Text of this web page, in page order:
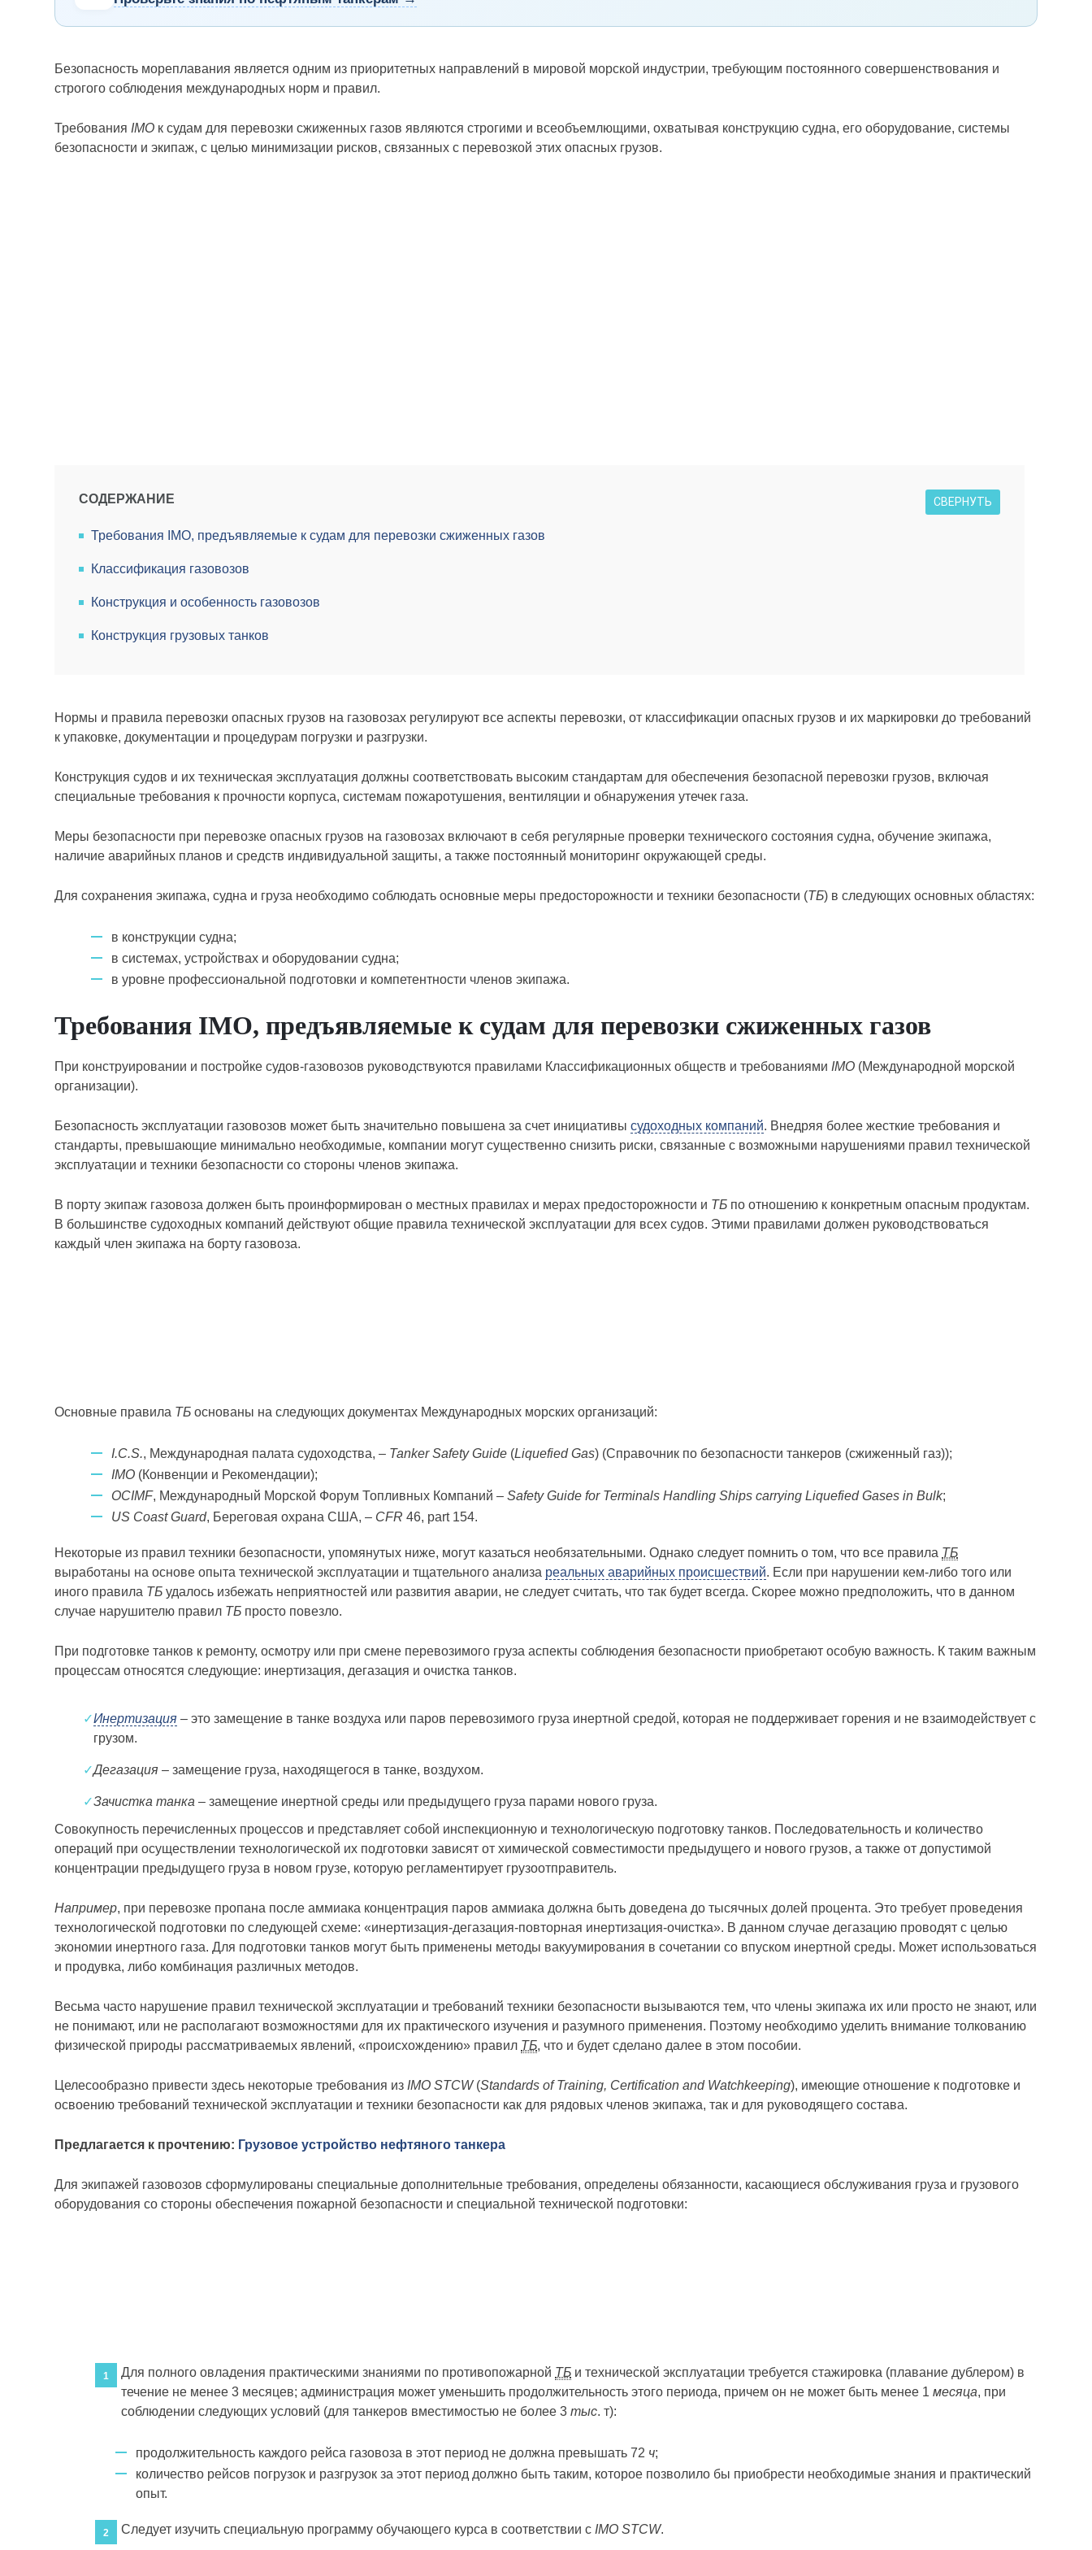
Безопасность мореплавания является одним из приоритетных направлений в мировой морской индустрии, требующим постоянного совершенствования и
строгого соблюдения международных норм и правил.
Требования IMO к судам для перевозки сжиженных газов являются строгими и всеобъемлющими, охватывая конструкцию судна, его оборудование, системы
безопасности и экипаж, с целью минимизации рисков, связанных с перевозкой этих опасных грузов.
СОДЕРЖАНИЕ СВЕРНУТЬ
Требования IMO, предъявляемые к судам для перевозки сжиженных газов
Классификация газовозов
Конструкция и особенность газовозов
Конструкция грузовых танков
Нормы и правила перевозки опасных грузов на газовозах регулируют все аспекты перевозки, от классификации опасных грузов и их маркировки до требований
к упаковке, документации и процедурам погрузки и разгрузки.
Конструкция судов и их техническая эксплуатация должны соответствовать высоким стандартам для обеспечения безопасной перевозки грузов, включая
специальные требования к прочности корпуса, системам пожаротушения, вентиляции и обнаружения утечек газа.
Меры безопасности при перевозке опасных грузов на газовозах включают в себя регулярные проверки технического состояния судна, обучение экипажа,
наличие аварийных планов и средств индивидуальной защиты, а также постоянный мониторинг окружающей среды.
Для сохранения экипажа, судна и груза необходимо соблюдать основные меры предосторожности и техники безопасности (ТБ) в следующих основных областях:
в конструкции судна;
в системах, устройствах и оборудовании судна;
в уровне профессиональной подготовки и компетентности членов экипажа.
Требования IMO, предъявляемые к судам для перевозки сжиженных газов
При конструировании и постройке судов-газовозов руководствуются правилами Классификационных обществ и требованиями IMO (Международной морской
организации).
Безопасность эксплуатации газовозов может быть значительно повышена за счет инициативысудоходных компаний. Внедряя более жесткие требования и
стандарты, превышающие минимально необходимые, компании могут существенно снизить риски, связанные с возможными нарушениями правил технической
эксплуатации и техники безопасности со стороны членов экипажа.
В порту экипаж газовоза должен быть проинформирован о местных правилах и мерах предосторожности и ТБ по отношению к конкретным опасным продуктам.
В большинстве судоходных компаний действуют общие правила технической эксплуатации для всех судов. Этими правилами должен руководствоваться
каждый член экипажа на борту газовоза.
Основные правила ТБ основаны на следующих документах Международных морских организаций:
I.C.S., Международная палата судоходства, – Tanker Safety Guide (Liquefied Gas) (Справочник по безопасности танкеров (сжиженный газ));
IMO (Конвенции и Рекомендации);
OCIMF, Международный Морской Форум Топливных Компаний –Safety Guide for Terminals Handling Ships carrying Liquefied Gases in Bulk;
US Coast Guard, Береговая охрана США, – CFR 46, part 154.
Некоторые из правил техники безопасности, упомянутых ниже, могут казаться необязательными. Однако следует помнить о том, что все правила ТБ
выработаны на основе опыта технической эксплуатации и тщательного анализа реальных аварийных происшествий. Если при нарушении кем-либо того или
иного правила ТБ удалось избежать неприятностей или развития аварии, не следует считать, что так будет всегда. Скорее можно предположить, что в данном
случае нарушителю правил ТБ просто повезло.
При подготовке танков к ремонту, осмотру или при смене перевозимого груза аспекты соблюдения безопасности приобретают особую важность. К таким важным
процессам относятся следующие: инертизация, дегазация и очистка танков.
✓Инертизация – это замещение в танке воздуха или паров перевозимого груза инертной средой, которая не поддерживает горения и не взаимодействует с
грузом.
✓Дегазация – замещение груза, находящегося в танке, воздухом.
✓Зачистка танка – замещение инертной среды или предыдущего груза парами нового груза.
Совокупность перечисленных процессов и представляет собой инспекционную и технологическую подготовку танков. Последовательность и количество
операций при осуществлении технологической их подготовки зависят от химической совместимости предыдущего и нового грузов, а также от допустимой
концентрации предыдущего груза в новом грузе, которую регламентирует грузоотправитель.
Например, при перевозке пропана после аммиака концентрация паров аммиака должна быть доведена до тысячных долей процента. Это требует проведения
технологической подготовки по следующей схеме: «инертизация-дегазация-повторная инертизация-очистка». В данном случае дегазацию проводят с целью
экономии инертного газа. Для подготовки танков могут быть применены методы вакуумирования в сочетании со впуском инертной среды. Может использоваться
и продувка, либо комбинация различных методов.
Весьма часто нарушение правил технической эксплуатации и требований техники безопасности вызываются тем, что члены экипажа их или просто не знают, или
не понимают, или не располагают возможностями для их практического изучения и разумного применения. Поэтому необходимо уделить внимание толкованию
физической природы рассматриваемых явлений, «происхождению» правил ТБ, что и будет сделано далее в этом пособии.
Целесообразно привести здесь некоторые требования из IMO STCW(Standards of Training, Certification and Watchkeeping), имеющие отношение к подготовке и
освоению требований технической эксплуатации и техники безопасности как для рядовых членов экипажа, так и для руководящего состава.
Предлагается к прочтению: Грузовое устройство нефтяного танкера
Для экипажей газовозов сформулированы специальные дополнительные требования, определены обязанности, касающиеся обслуживания груза и грузового
оборудования со стороны обеспечения пожарной безопасности и специальной технической подготовки:
1 Для полного овладения практическими знаниями по противопожарной ТБ и технической эксплуатации требуется стажировка (плавание дублером) в
течение не менее 3 месяцев; администрация может уменьшить продолжительность этого периода, причем он не может быть менее 1месяца, при
соблюдении следующих условий (для танкеров вместимостью не более 3тыс. т):
продолжительность каждого рейса газовоза в этот период не должна превышать 72 ч;
количество рейсов погрузок и разгрузок за этот период должно быть таким, которое позволило бы приобрести необходимые знания и практический
опыт.
2 Следует изучить специальную программу обучающего курса в соответствии с IMO STCW.